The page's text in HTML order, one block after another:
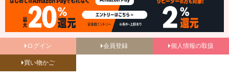
ログイン 会員登録 個人情報の取扱
買い物かご